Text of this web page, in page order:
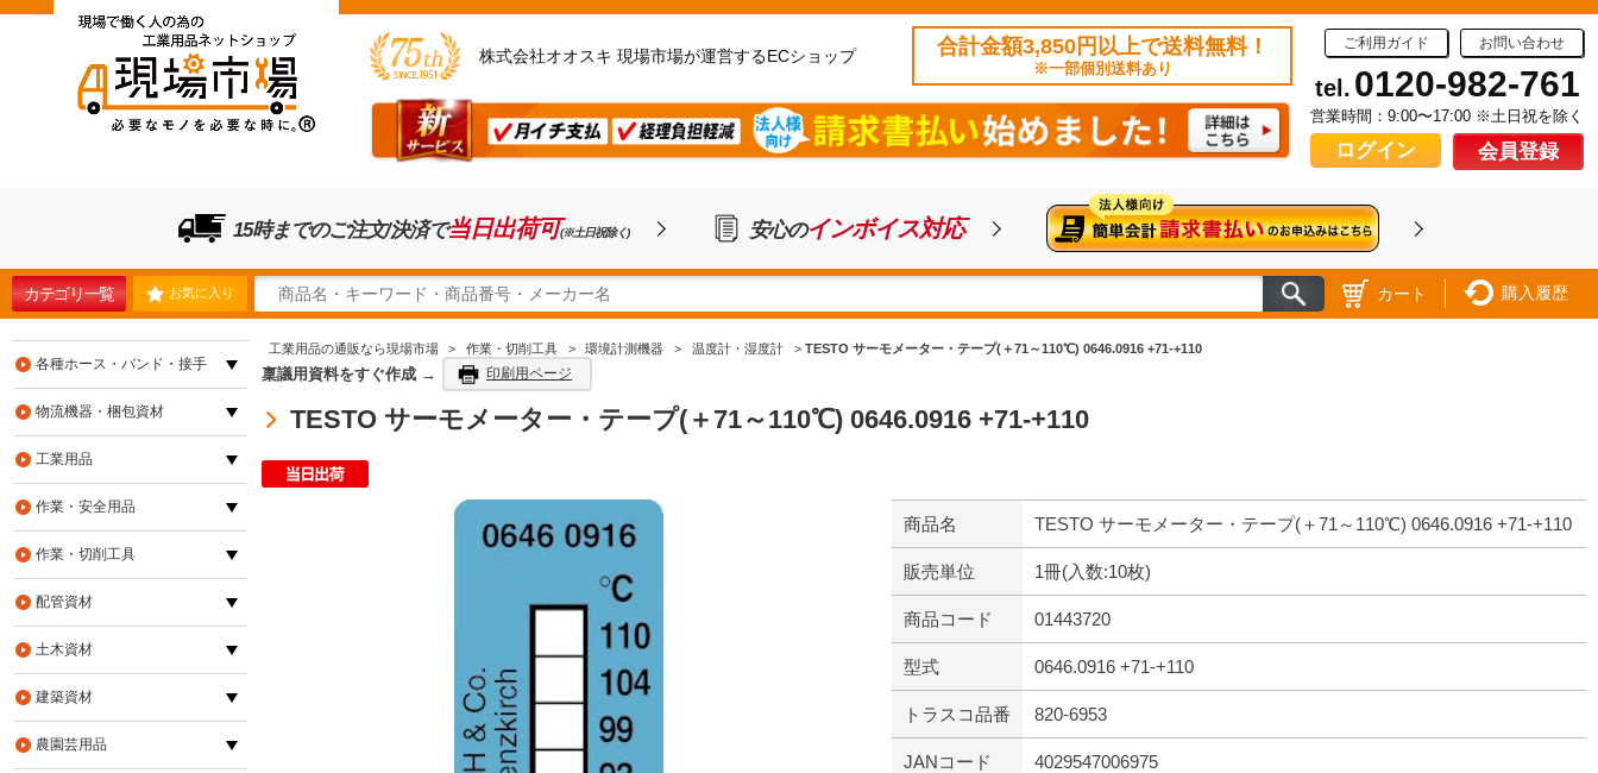
株式会社オオスキ 現場市場が運営するECショップ 合計金額3,850円以上で送料無料！
※一部個別送料あり
ご利用ガイド お問い合わせ
tel. 0120-982-761
営業時間：9:00〜17:00 ※土日祝を除く
ログイン 会員登録
15時までのご注文/決済で当日出荷可(※土日祝除く) 安心のインボイス対応
カテゴリ一覧 お気に入り カート 購入履歴
工業用品の通販なら現場市場 > 作業・切削工具 > 環境計測機器 > 温度計・湿度計 > TESTO サーモメーター・テープ(＋71～110℃) 0646.0916 +71-+110
稟議用資料をすぐ作成 → 印刷用ページ
TESTO サーモメーター・テープ(＋71～110℃) 0646.0916 +71-+110
商品名 TESTO サーモメーター・テープ(＋71～110℃) 0646.0916 +71-+110
販売単位 1冊(入数:10枚)
商品コード 01443720
型式 0646.0916 +71-+110
トラスコ品番 820-6953
JANコード 4029547006975
各種ホース・バンド・接手
物流機器・梱包資材
工業用品
作業・安全用品
作業・切削工具
配管資材
土木資材
建築資材
農園芸用品